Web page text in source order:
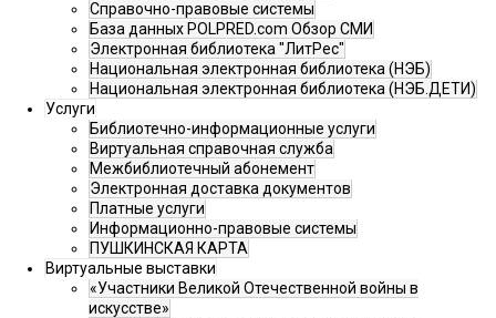
Справочно-правовые системы
База данных POLPRED.com Обзор СМИ
Электронная библиотека "ЛитРес"
Национальная электронная библиотека (НЭБ)
Национальная электронная библиотека (НЭБ.ДЕТИ)
Услуги
Библиотечно-информационные услуги
Виртуальная справочная служба
Межбиблиотечный абонемент
Электронная доставка документов
Платные услуги
Информационно-правовые системы
ПУШКИНСКАЯ КАРТА
Виртуальные выставки
«Участники Великой Отечественной войны в
искусстве»